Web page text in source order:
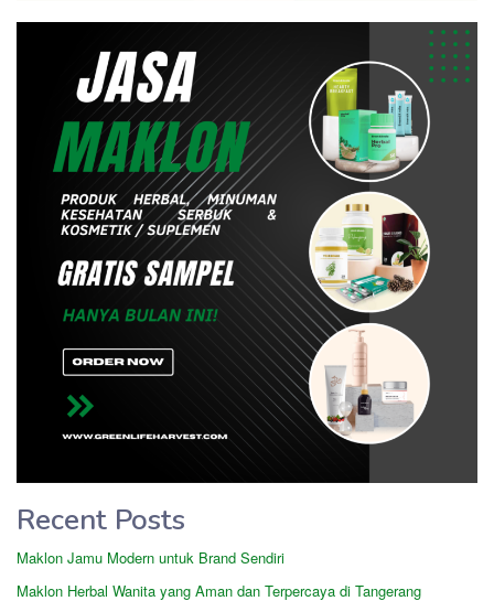
Recent Posts
Maklon Jamu Modern untuk Brand Sendiri
Maklon Herbal Wanita yang Aman dan Terpercaya di Tangerang